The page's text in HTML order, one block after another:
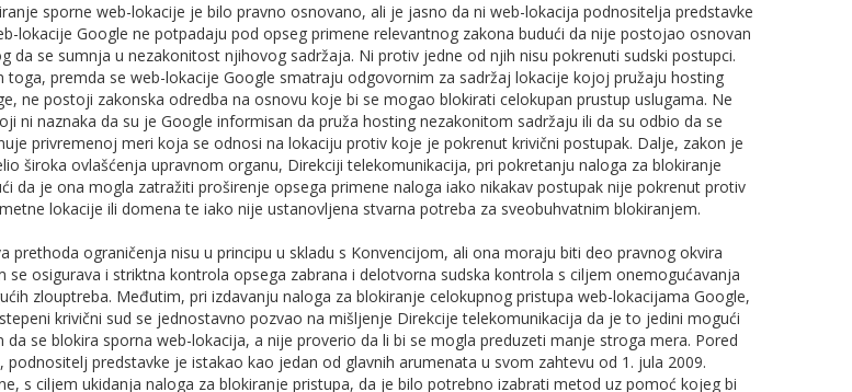
sporne web-lokacije je bilo pravno osnovano, ali je jasno da ni web-lokacija podnositelja predstavke
lokacije Google ne potpadaju pod opseg primene relevantnog zakona budući da nije postojao osnovan
da se sumnja u nezakonitost njihovog sadržaja. Ni protiv jedne od njih nisu pokrenuti sudski postupci.
toga, premda se web-lokacije Google smatraju odgovornim za sadržaj lokacije kojoj pružaju hosting
ne postoji zakonska odredba na osnovu koje bi se mogao blokirati celokupan prustup uslugama. Ne
ni naznaka da su je Google informisan da pruža hosting nezakonitom sadržaju ili da su odbio da se
privremenoj meri koja se odnosi na lokaciju protiv koje je pokrenut krivični postupak. Dalje, zakon je
široka ovlašćenja upravnom organu, Direkciji telekomunikacija, pri pokretanju naloga za blokiranje
da je ona mogla zatražiti proširenje opsega primene naloga iako nikakav postupak nije pokrenut protiv
lokacije ili domena te iako nije ustanovljena stvarna potreba za sveobuhvatnim blokiranjem.
prethoda ograničenja nisu u principu u skladu s Konvencijom, ali ona moraju biti deo pravnog okvira
se osigurava i striktna kontrola opsega zabrana i delotvorna sudska kontrola s ciljem onemogućavanja
zlouptreba. Međutim, pri izdavanju naloga za blokiranje celokupnog pristupa web-lokacijama Google,
krivični sud se jednostavno pozvao na mišljenje Direkcije telekomunikacija da je to jedini mogući
da se blokira sporna web-lokacija, a nije proverio da li bi se mogla preduzeti manje stroga mera. Pored
podnositelj predstavke je istakao kao jedan od glavnih arumenata u svom zahtevu od 1. jula 2009.
s ciljem ukidanja naloga za blokiranje pristupa, da je bilo potrebno izabrati metod uz pomoć kojeg bi